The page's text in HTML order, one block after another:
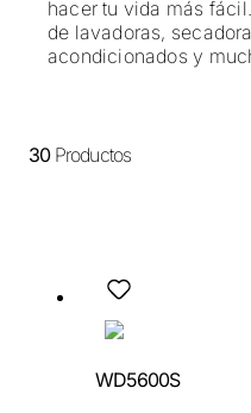
hacer tu vida más
de lavadoras,
acondicionados y
30 Productos
WD5600S